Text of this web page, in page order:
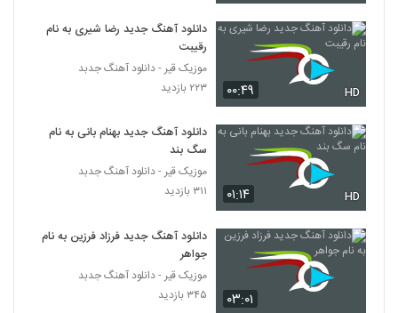
۰۰:۴۹ HD
دانلود آهنگ جدید رضا شیری به نام
رقیبت
موزیک قیر - دانلود آهنگ جدبد
۲۲۳ بازدید
۰۱:۱۴ HD
دانلود آهنگ جدید بهنام بانی به نام
سگ بند
موزیک قیر - دانلود آهنگ جدبد
۳۱۱ بازدید
۰۳:۰۱
دانلود آهنگ جدید فرزاد فرزین به نام
جواهر
موزیک قیر - دانلود آهنگ جدبد
۳۴۵ بازدید